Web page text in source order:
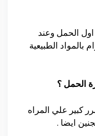
الحمل وعند
بالمواد الطبيعية
الحمل ؟
كبير علي المراه
ايضا .